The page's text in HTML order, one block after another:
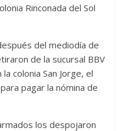
Rinconada del Sol
del mediodía de
de la sucursal BBV
colonia San Jorge, el
pagar la nómina de
los despojaron